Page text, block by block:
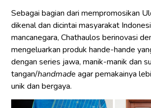
Sebagai bagian dari mempromosikan
dikenal dan dicintai masyarakat
mancanegara, Chathaulos berinovasi
mengeluarkan produk hande-hande
dengan series jawa, manik-manik dan
tangan/handmade agar pemakainya
unik dan bergaya.